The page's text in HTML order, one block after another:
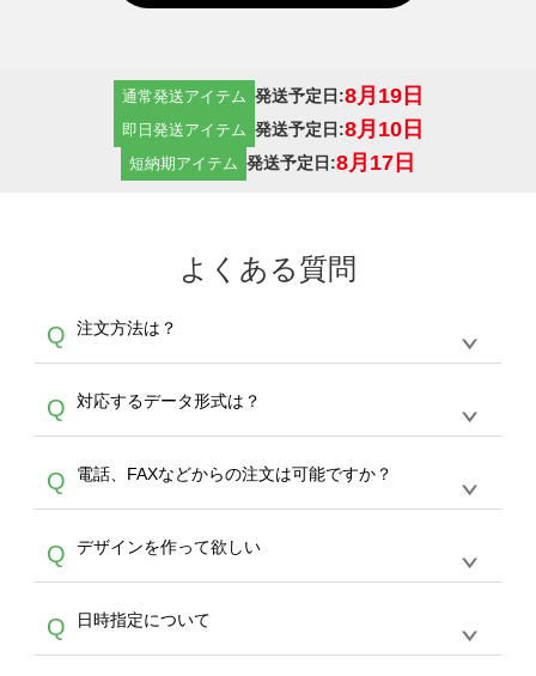
通常発送アイテム 発送予定日:8月19日
即日発送アイテム 発送予定日:8月10日
短納期アイテム 発送予定日:8月17日
よくある質問
Q 注文方法は？
A
生産にて承っております。デザインツールから
デザインの作成から決済まで完了できます。
30枚以上やシルク印刷など、大口注文の場合
は、サポートが担当するエコバッグコンシェル
やタンブラーコンシェルをご利用ください。製
作する数量が多ければ多いほど、オンデマンド
サービスよりも低価格で製作することが可能で
す。
Q 対応するデータ形式は？
A
ドできるデータ形式は、JPG / PNG / AI / PSD /
PDF 形式になります。データの最大サイズ
写真などもアップロード可能です。使用できな
い画像はエラーになります。（※ Illustratorか
らの直接入稿には対応していません。AIで保存
し、デザインツールからアップロードして下さ
い）
Q 電話、FAXなどからの注文は可能ですか？
A
文のみ受け付けております。30個以上のご製
作をお考えの方は、サポートが担当するエコバ
スをご利用頂ければ、電話やFAX、メールなど
でご注文が可能です。
Q デザインを作って欲しい
A
を作って欲しい。などの場合は、製作数量が
30個以上であれば、サポート担当が、デザイ
Q 日時指定について